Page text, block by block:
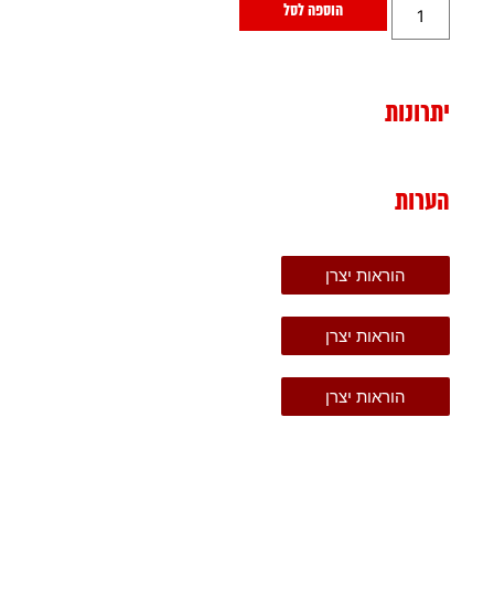
הוספה לסל
יתרונות
הערות
הוראות יצרן
הוראות יצרן
הוראות יצרן